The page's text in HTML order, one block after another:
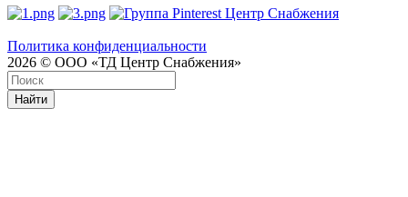
Политика конфиденциальности
2026 © ООО «ТД Центр Снабжения»
Найти